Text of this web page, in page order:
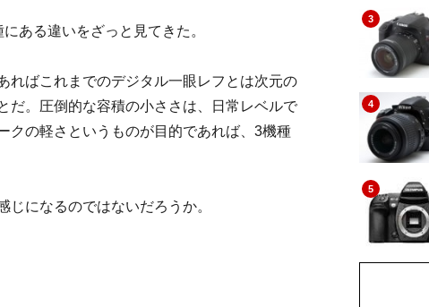
ある違いをざっと見てきた。
ればこれまでのデジタル一眼レフとは次元の
だ。圧倒的な容積の小ささは、日常レベルで
クの軽さというものが目的であれば、3機種
になるのではないだろうか。
3
4
5